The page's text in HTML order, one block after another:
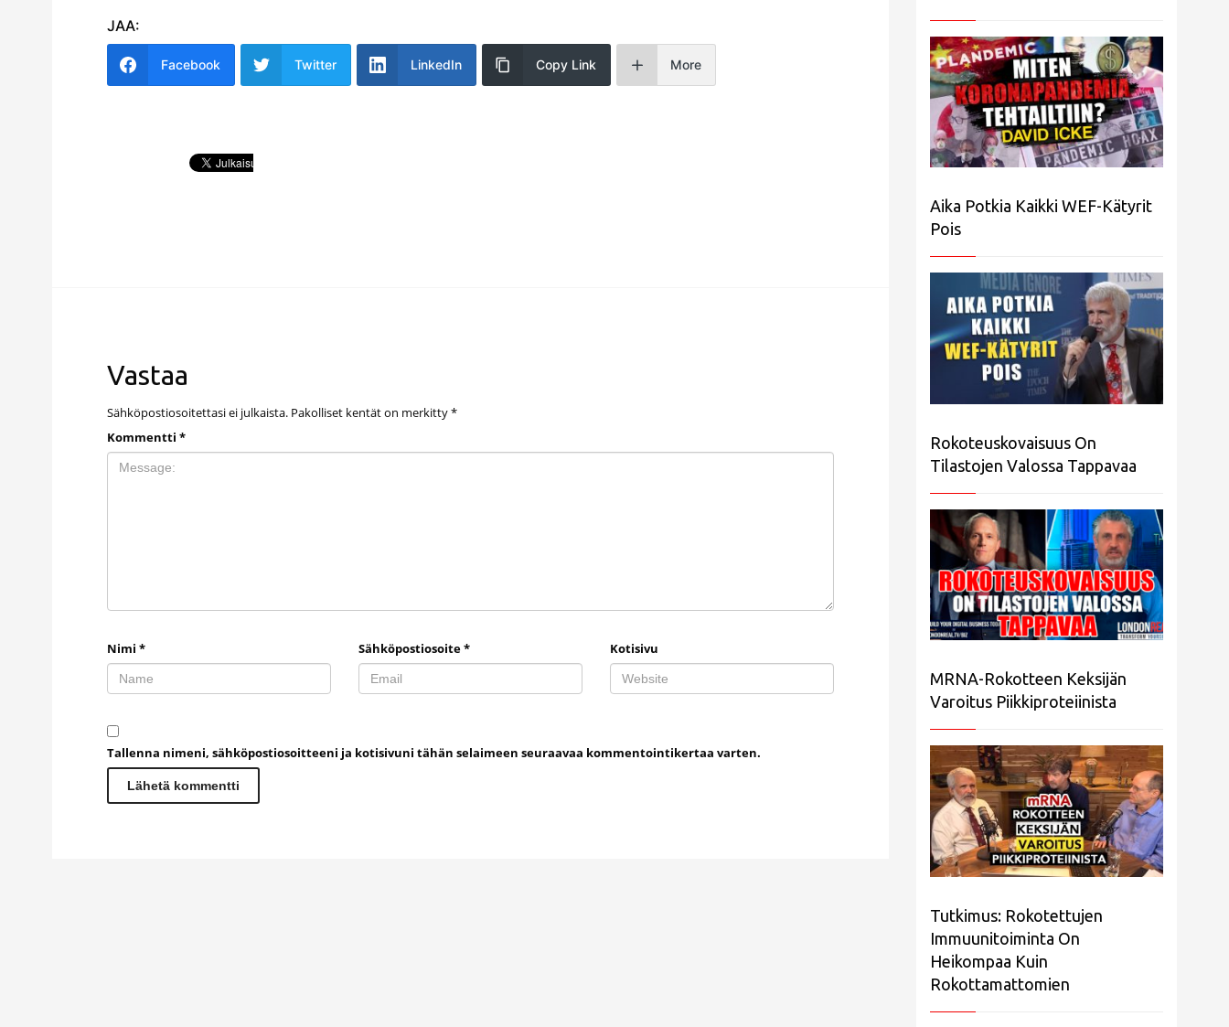
JAA:
Facebook Twitter LinkedIn Copy Link More
Vastaa
Sähköpostiosoitettasi ei julkaista. Pakolliset kentät on merkitty*
Kommentti *
Nimi * Sähköpostiosoite* Kotisivu
Tallenna nimeni, sähköpostiosoitteeni ja kotisivuni tähän selaimeen seuraavaa kommentointikertaa varten.
Aika Potkia Kaikki WEF-Kätyrit
Pois
Rokoteuskovaisuus On
Tilastojen Valossa Tappavaa
MRNA-Rokotteen Keksijän
Varoitus Piikkiproteiinista
Tutkimus: Rokotettujen
Immuunitoiminta On
Heikompaa Kuin
Rokottamattomien